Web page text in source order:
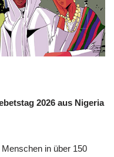
2026 aus Nigeria
in über 150